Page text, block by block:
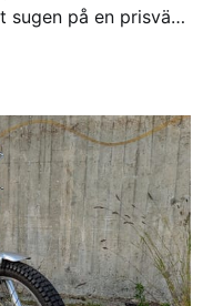
önskemål: 1.
ha detaljer i lila